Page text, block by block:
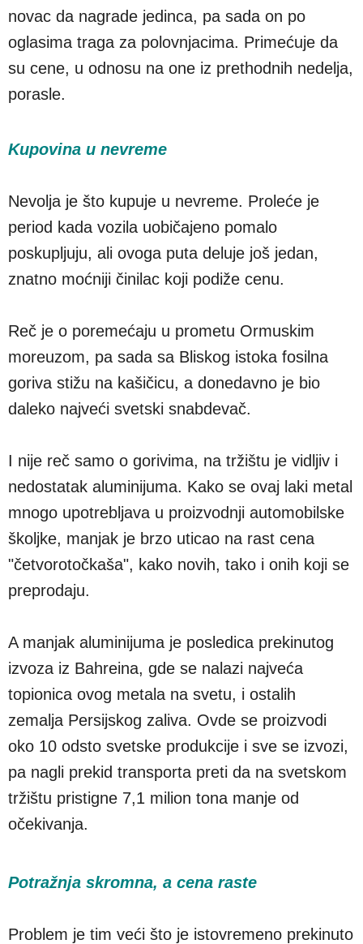
novac da nagrade jedinca, pa sada on po
oglasima traga za polovnjacima. Primećuje da
su cene, u odnosu na one iz prethodnih nedelja,
porasle.
Kupovina u nevreme
Nevolja je što kupuje u nevreme. Proleće je
period kada vozila uobičajeno pomalo
poskupljuju, ali ovoga puta deluje još jedan,
znatno moćniji činilac koji podiže cenu.
Reč je o poremećaju u prometu Ormuskim
moreuzom, pa sada sa Bliskog istoka fosilna
goriva stižu na kašičicu, a donedavno je bio
daleko najveći svetski snabdevač.
I nije reč samo o gorivima, na tržištu je vidljiv i
nedostatak aluminijuma. Kako se ovaj laki metal
mnogo upotrebljava u proizvodnji automobilske
školjke, manjak je brzo uticao na rast cena
"četvorotočkaša", kako novih, tako i onih koji se
preprodaju.
A manjak aluminijuma je posledica prekinutog
izvoza iz Bahreina, gde se nalazi najveća
topionica ovog metala na svetu, i ostalih
zemalja Persijskog zaliva. Ovde se proizvodi
oko 10 odsto svetske produkcije i sve se izvozi,
pa nagli prekid transporta preti da na svetskom
tržištu pristigne 7,1 milion tona manje od
očekivanja.
Potražnja skromna, a cena raste
Problem je tim veći što je istovremeno prekinuto